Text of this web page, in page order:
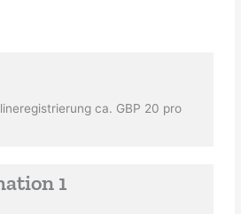
ca. GBP 20 pro
1